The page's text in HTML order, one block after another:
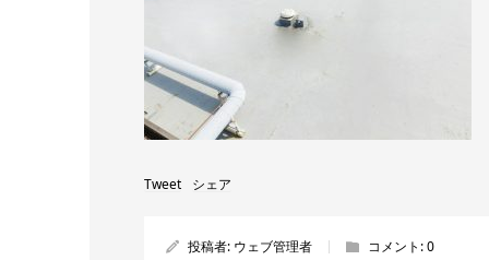
Tweet シェア
投稿者: ウェブ管理者 コメント:0